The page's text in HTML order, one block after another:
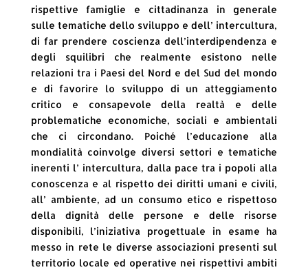
rispettive famiglie e cittadinanza in generale
sulle tematiche dello sviluppo e dell’ intercultura,
di far prendere coscienza dell’interdipendenza e
degli squilibri che realmente esistono nelle
relazioni tra i Paesi del Nord e del Sud del mondo
e di favorire lo sviluppo di un atteggiamento
critico e consapevole della realtà e delle
problematiche economiche, sociali e ambientali
che ci circondano. Poiché l’educazione alla
mondialità coinvolge diversi settori e tematiche
inerenti l’ intercultura, dalla pace tra i popoli alla
conoscenza e al rispetto dei diritti umani e civili,
all’ ambiente, ad un consumo etico e rispettoso
della dignità delle persone e delle risorse
disponibili, l’iniziativa progettuale in esame ha
messo in rete le diverse associazioni presenti sul
territorio locale ed operative nei rispettivi ambiti